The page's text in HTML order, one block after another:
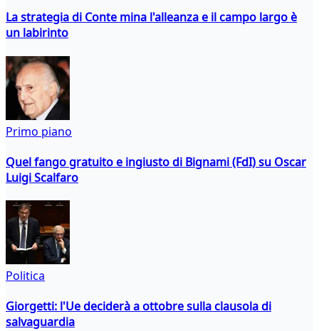
La strategia di Conte mina l'alleanza e il campo largo è
un labirinto
Primo piano
Quel fango gratuito e ingiusto di Bignami (FdI) su Oscar
Luigi Scalfaro
Politica
Giorgetti: l'Ue deciderà a ottobre sulla clausola di
salvaguardia